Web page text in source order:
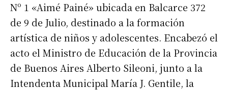
Nº 1 «Aimé Painé» ubicada en Balcarce 372
de 9 de Julio, destinado a la formación
artística de niños y adolescentes. Encabezó el
acto el Ministro de Educación de la Provincia
de Buenos Aires Alberto Sileoni, junto a la
Intendenta Municipal María J. Gentile, la